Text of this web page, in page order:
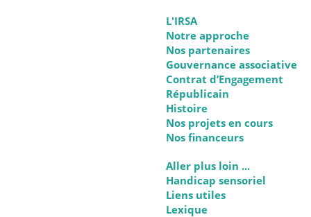
L'IRSA
Notre approche
Nos partenaires
Gouvernance associative
Contrat d’Engagement
Républicain
Histoire
Nos projets en cours
Nos financeurs
Aller plus loin ...
Handicap sensoriel
Liens utiles
Lexique